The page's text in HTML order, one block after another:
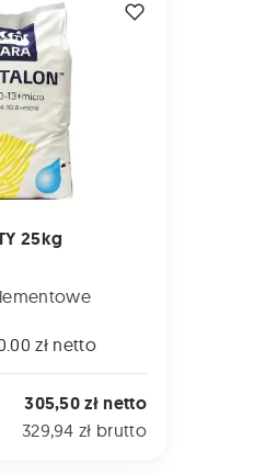
25kg
zł netto
305,50 zł netto
329,94 zł brutto